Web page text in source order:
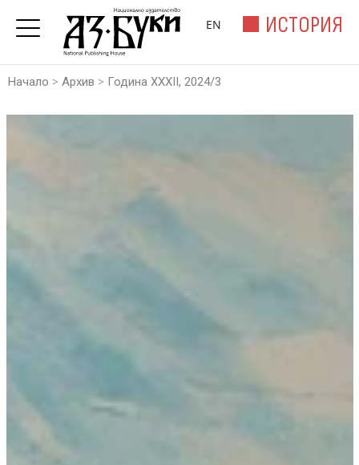
ИСТОРИЯ
EN
Начало > Архив > Година XXXII, 2024/3